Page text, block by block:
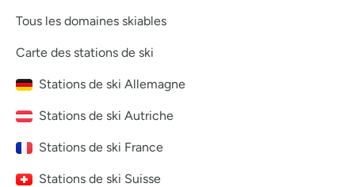
Tous les domaines skiables
Carte des stations de ski
Stations de ski Allemagne
Stations de ski Autriche
Stations de ski France
Stations de ski Suisse